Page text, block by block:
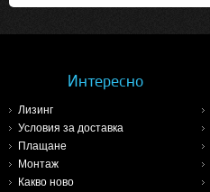
Интересно
Лизинг
Условия за доставка
Плащане
Монтаж
Какво ново